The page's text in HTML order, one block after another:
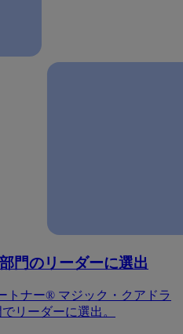
門のリーダーに選出
トナー® マジック・クアドラ
リーダーに選出。